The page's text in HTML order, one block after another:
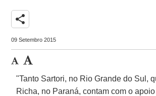
share
09 Setembro 2015
"Tanto Sartori, no Rio Grande do Sul,
Richa, no Paraná, contam com o